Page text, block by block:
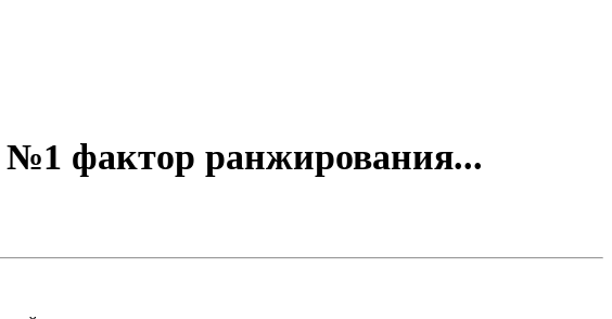
фактор ранжирования...